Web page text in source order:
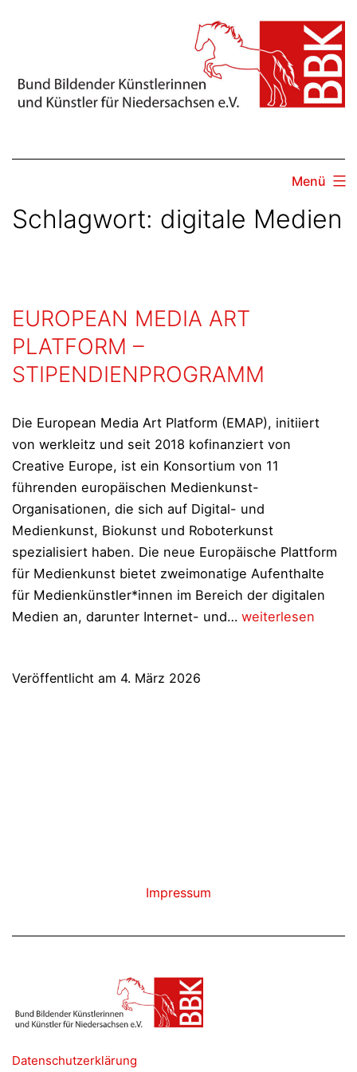
Menü
Schlagwort: digitale Medien
EUROPEAN MEDIA ART
PLATFORM –
STIPENDIENPROGRAMM
Die European Media Art Platform (EMAP), initiiert
von werkleitz und seit 2018 kofinanziert von
Creative Europe, ist ein Konsortium von 11
führenden europäischen Medienkunst-
Organisationen, die sich auf Digital- und
Medienkunst, Biokunst und Roboterkunst
spezialisiert haben. Die neue Europäische Plattform
für Medienkunst bietet zweimonatige Aufenthalte
für Medienkünstler*innen im Bereich der digitalen
Medien an, darunter Internet- und… EUROPEAN
weiterlesen
Veröffentlicht am 4. März 2026
Impressum
Datenschutzerklärung